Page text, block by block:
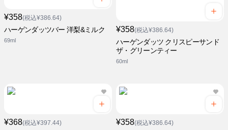
¥358(税込¥386.64)
ハーゲンダッツバー 洋梨&ミルク
69ml
¥358(税込¥386.64)
ハーゲンダッツ クリスピーサンド
ザ・グリーンティー
60ml
¥368(税込¥397.44) ¥358(税込¥386.64)